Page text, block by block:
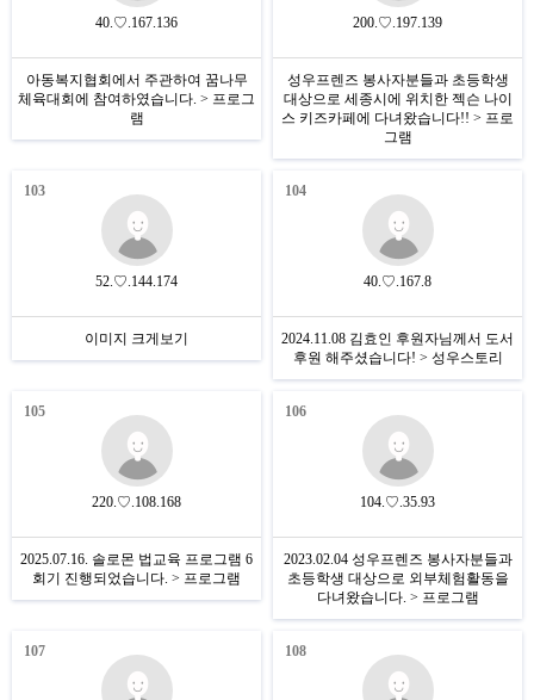
40.♡.167.136
아동복지협회에서 주관하여 꿈나무
체육대회에 참여하였습니다. > 프로그
램
200.♡.197.139
성우프렌즈 봉사자분들과 초등학생
대상으로 세종시에 위치한 젝슨 나이
스 키즈카페에 다녀왔습니다!! > 프로
그램
103
52.♡.144.174
이미지 크게보기
104
40.♡.167.8
2024.11.08 김효인 후원자님께서 도서
후원 해주셨습니다! > 성우스토리
105
220.♡.108.168
2025.07.16. 솔로몬 법교육 프로그램 6
회기 진행되었습니다. > 프로그램
106
104.♡.35.93
2023.02.04 성우프렌즈 봉사자분들과
초등학생 대상으로 외부체험활동을
다녀왔습니다. > 프로그램
107 108